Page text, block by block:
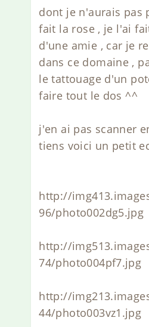
dont je n'aurais pas
fait la rose , je l'ai
d'une amie , car je
dans ce domaine ,
le tattouage d'un
faire tout le dos ^^
j'en ai pas scanner
tiens voici un petit
http://
96/photo002dg5.jpg
http://
74/photo004pf7.jpg
http://
44/photo003vz1.jpg